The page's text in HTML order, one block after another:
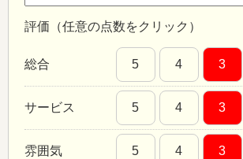
評価（任意の点数をクリック）
総合 5 4 3
サービス 5 4 3
雰囲気 5 4 3